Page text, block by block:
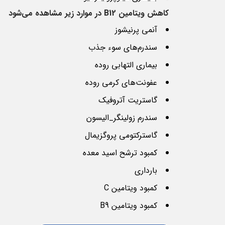
کاهش ویتامین
در موارد زیر مشاهده می‌شود
آنمی پرنیشوز
سندرم‌های سوء جذب
بیماری التهابی روده
عفونت‌های کرمی روده
گاستریت آتروفیک
سندرم زولینگر_الیسون
گاسترکتومی پروگزیمال
کمبود ترشح اسید معده
بارداری
کمبود ویتامین C
کمبود ویتامین B9